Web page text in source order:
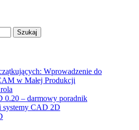
Wprowadzenie do
w Małej Produkcji
0.20 – darmowy poradnik
systemy CAD 2D